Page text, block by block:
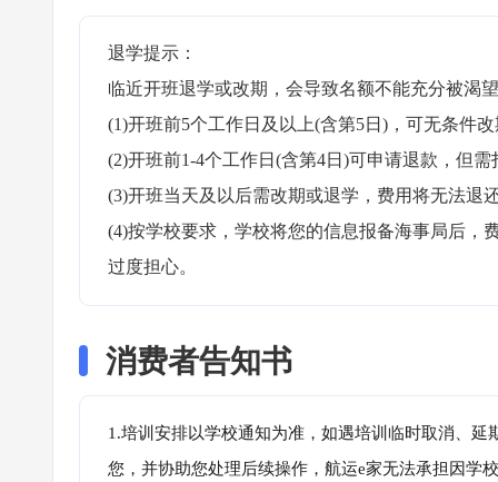
退学提示：
临近开班退学或改期，会导致名额不能充分被渴
(1)开班前5个工作日及以上(含第5日)，可无条件
(2)开班前1-4个工作日(含第4日)可申请退款，但
(3)开班当天及以后需改期或退学，费用将无法退
(4)按学校要求，学校将您的信息报备海事局后，
过度担心。
消费者告知书
1.培训安排以学校通知为准，如遇培训临时取消、
您，并协助您处理后续操作，航运e家无法承担因学